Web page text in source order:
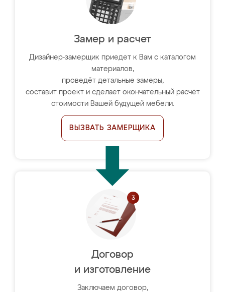
Замер и расчет
Дизайнер-замерщик приедет к Вам с каталогом
материалов,
проведёт детальные замеры,
составит проект и сделает окончательный расчёт
стоимости Вашей будущей мебели.
ВЫЗВАТЬ ЗАМЕРЩИКА
Договор
и изготовление
Заключаем договор,